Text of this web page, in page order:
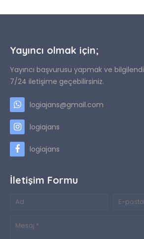
Yayıncı olmak için;
Yayıncı başvurusu yapmak ve
7/24 iletişime geçebilirsiniz.
logiajans@gmail.com
logiajans
logiajans
İletişim Formu